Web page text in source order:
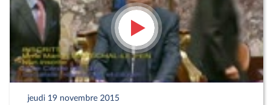
jeudi 19 novembre 2015